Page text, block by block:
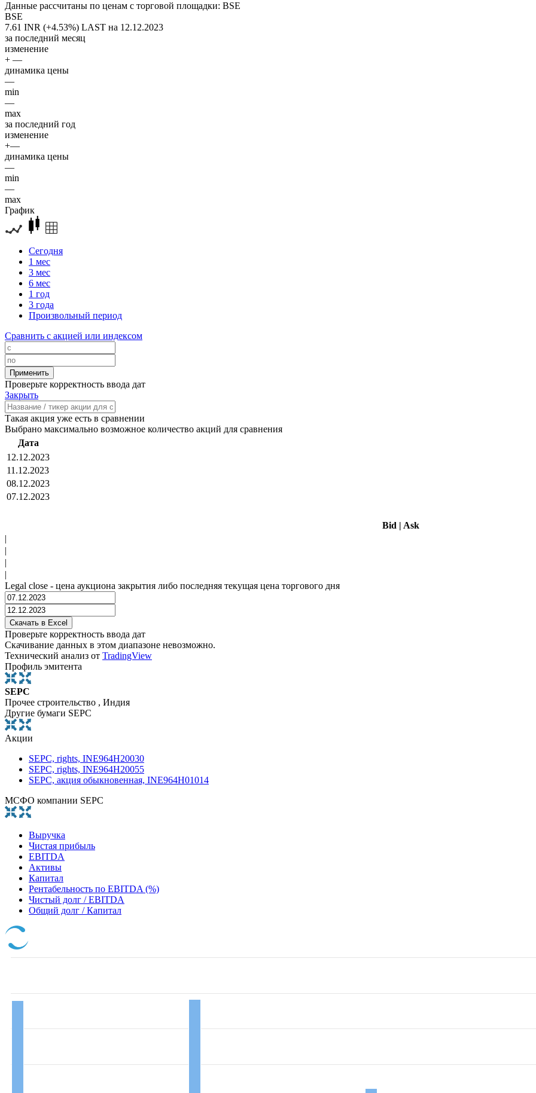
Данные рассчитаны по ценам с торговой площадки: BSE
BSE
7.61 INR (+4.53%) LAST на 12.12.2023
за последний месяц
изменение
+ —
динамика цены
—
min
—
max
за последний год
изменение
+—
динамика цены
—
min
—
max
График
Сегодня
1 мес
3 мес
6 мес
1 год
3 года
Произвольный период
Сравнить с акцией или индексом
Проверьте корректность ввода дат
Закрыть
Такая акция уже есть в сравнении
Выбрано максимально возможное количество акций для сравнения
Дата
12.12.2023
11.12.2023
08.12.2023
07.12.2023
Bid | Ask
|
|
|
|
Legal close - цена аукциона закрытия либо последняя текущая цена торгового дня
Проверьте корректность ввода дат
Скачивание данных в этом диапазоне невозможно.
Технический анализ от TradingView
Профиль эмитента
SEPC
Прочее строительство , Индия
Другие бумаги SEPC
Акции
SEPC, rights, INE964H20030
SEPC, rights, INE964H20055
SEPC, акция обыкновенная, INE964H01014
МСФО компании SEPC
Выручка
Чистая прибыль
EBITDA
Активы
Капитал
Рентабельность по EBITDA (%)
Чистый долг / EBITDA
Общий долг / Капитал